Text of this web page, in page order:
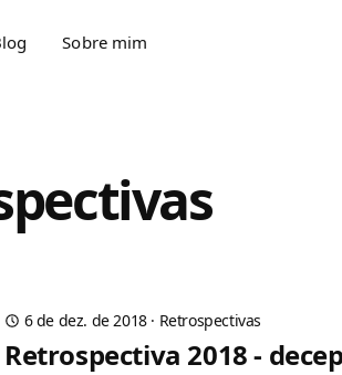
Sobre mim
6 de dez. de 2018· Retrospectivas
Retrospectiva 2018 -